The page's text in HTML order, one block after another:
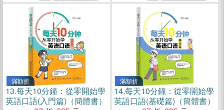
滿額折
13.每天10分鐘：從零開始學
英語口語(入門篇)（簡體書）
滿額折
14.每天10分鐘：從零開始學
英語口語(基礎篇)（簡體書）